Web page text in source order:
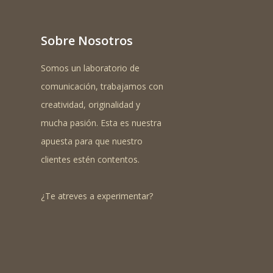
Sobre Nosotros
Somos un laboratorio de
comunicación, trabajamos con
creatividad, originalidad y
mucha pasión. Esta es nuestra
apuesta para que nuestro
clientes estén contentos.
¿Te atreves a experimentar?